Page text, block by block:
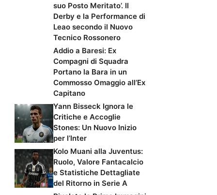
suo Posto Meritato’. Il
Derby e la Performance di
Leao secondo il Nuovo
Tecnico Rossonero
Addio a Baresi: Ex
Compagni di Squadra
Portano la Bara in un
Commosso Omaggio all’Ex
Capitano
Yann Bisseck Ignora le
Critiche e Accoglie
Stones: Un Nuovo Inizio
per l’Inter
Kolo Muani alla Juventus:
Ruolo, Valore Fantacalcio
e Statistiche Dettagliate
del Ritorno in Serie A